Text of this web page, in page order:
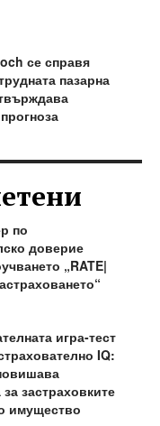
се справя
пазарна
по
доверие
„RATE|
игра-тест
IQ:
застраховките
имущество